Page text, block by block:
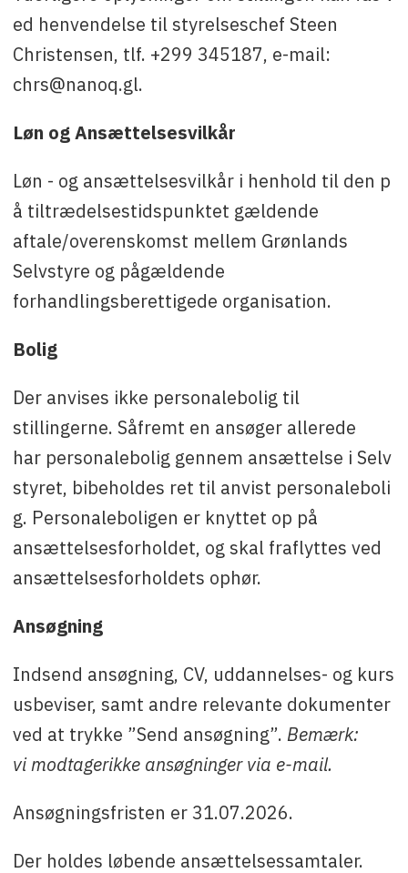
ed henvendelse til styrelseschef Steen
Christensen, tlf. +299 345187, e-mail:
chrs@nanoq.gl.
Løn og Ansættelsesvilkår
Løn - og ansættelsesvilkår i henhold til den p
å tiltrædelsestidspunktet gældende
aftale/overenskomst mellem Grønlands
Selvstyre og pågældende
forhandlingsberettigede organisation.
Bolig
Der anvises ikke personalebolig til
stillingerne. Såfremt en ansøger allerede
har personalebolig gennem ansættelse i Selv
styret, bibeholdes ret til anvist personaleboli
g. Personaleboligen er knyttet op på
ansættelsesforholdet, og skal fraflyttes ved
ansættelsesforholdets ophør.
Ansøgning
Indsend ansøgning, CV, uddannelses- og kurs
usbeviser, samt andre relevante dokumenter
ved at trykke ”Send ansøgning”. Bemærk:
vi modtagerikke ansøgninger via e-mail.
Ansøgningsfristen er 31.07.2026.
Der holdes løbende ansættelsessamtaler.